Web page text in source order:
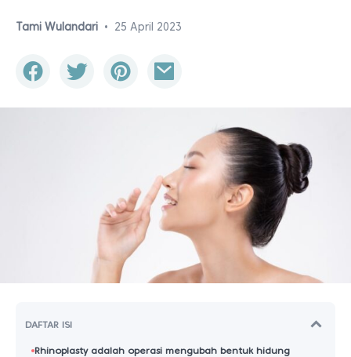
Tami Wulandari • 25 April 2023
DAFTAR ISI
Rhinoplasty adalah operasi mengubah bentuk hidung